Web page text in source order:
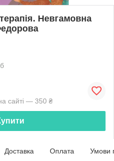
Невгамовна
сайті — 350 ₴
Доставка Оплата Умови